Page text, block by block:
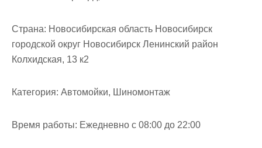
Страна: Новосибирская область Новосибирск
городской округ Новосибирск Ленинский район
Колхидская, 13 к2
Категория: Автомойки, Шиномонтаж
Время работы: Ежедневно с 08:00 до 22:00